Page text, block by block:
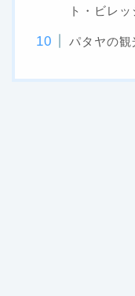
ト・ビレッ
パタヤの観